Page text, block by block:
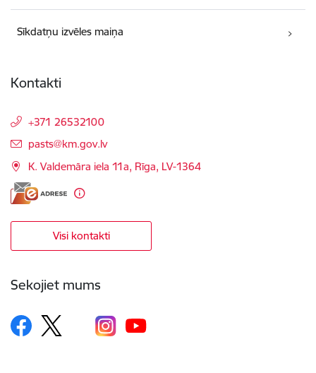
Sīkdatņu izvēles maiņa
Kontakti
+371 26532100
E-pasts:
pasts@km.gov.lv
K. Valdemāra iela 11a, Rīga, LV-1364
Visi kontakti
Sekojiet mums